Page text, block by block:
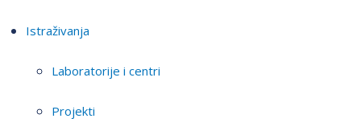
Istraživanja
Laboratorije i centri
Projekti